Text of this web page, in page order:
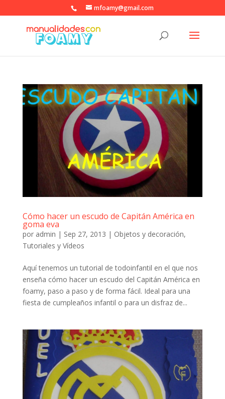
mfoamy@gmail.com
Cómo hacer un escudo de Capitán América en
goma eva
por admin | Sep 27, 2013 | Objetos y decoración,
Tutoriales y Vídeos
Aquí tenemos un tutorial de todoinfantil en el que nos
enseña cómo hacer un escudo del Capitán América en
foamy, paso a paso y de forma fácil. Ideal para una
fiesta de cumpleaños infantil o para un disfraz de...